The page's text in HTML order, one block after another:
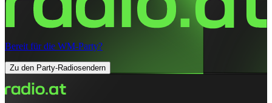
Bereit für die WM-Party?
Zu den Party-Radiosendern